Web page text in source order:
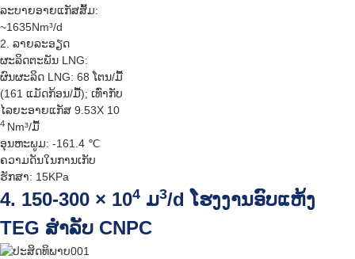
ລະບາຍອາຍແກັສສົ້ມ:
~1635Nm³/d
2. ລາຍລະອຽດ
ຜະລິດຕະພັນ LNG:
ຜົນຜະລິດ LNG: 68 ໂຕນ/ມື້
(161 ແມັດກ້ອນ/ມື້); ເທົ່າກັບ
ໄລຍະອາຍແກັສ 9.53X 10
4 Nm³/ມື້
ອຸນຫະພູມ: -161.4 ℃
ຄວາມດັນໃນການເກັບ
ຮັກສາ: 15KPa
4. 150-300 × 104 ມ3/d ໂຮງງານອົບແຫ້ງ
TEG ສຳລັບ CNPC